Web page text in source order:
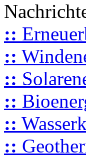
::
::
::
::
::
::